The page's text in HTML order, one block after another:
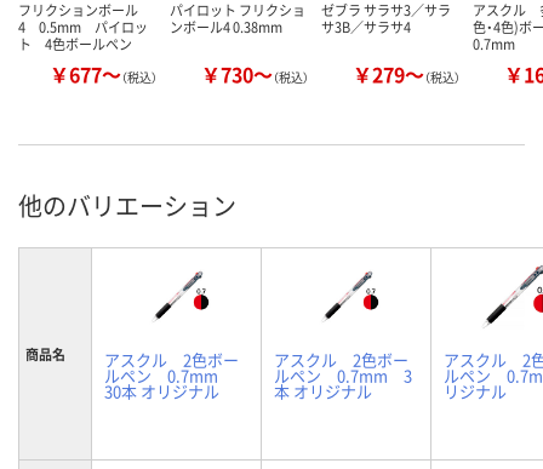
フリクションボール
4 0.5mm パイロッ
ト 4色ボールペン
￥677～（税込）
パイロット フリクショ
ンボール4 0.38mm
￥730～（税込）
ゼブラ サラサ3／サラ
サ3B／サラサ4
￥279～（税込）
アスクル
色・4色)
0.7mm
￥
他のバリエーション
商品名 アスクル 2色ボー
ルペン 0.7mm
30本 オリジナル
アスクル 2色ボー
ルペン 0.7mm 3
本 オリジナル
アスクル 2
ルペン
リジナル